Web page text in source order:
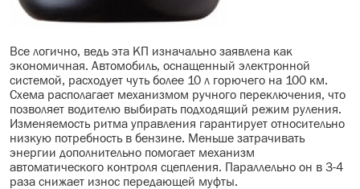
Все логично, ведь эта КП изначально заявлена как
экономичная. Автомобиль, оснащенный электронной
системой, расходует чуть более 10 л горючего на 100 км.
Схема располагает механизмом ручного переключения, что
позволяет водителю выбирать подходящий режим руления.
Изменяемость ритма управления гарантирует относительно
низкую потребность в бензине. Меньше затрачивать
энергии дополнительно помогает механизм
автоматического контроля сцепления. Параллельно он в 3-4
раза снижает износ передающей муфты.